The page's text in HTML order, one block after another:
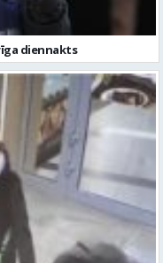
diennakts